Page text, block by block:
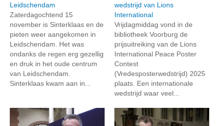
Leidschendam
Zaterdagochtend 15
november is Sinterklaas en de
pieten weer aangekomen in
Leidschendam. Het was
ondanks de regen erg gezellig
en druk in het oude centrum
van Leidschendam.
Sinterklaas kwam aan in...
wedstrijd van Lions
International
Vrijdagmiddag vond in de
bibliotheek Voorburg de
prijsuitreiking van de Lions
International Peace Poster
Contest
(Vredesposterwedstrijd) 2025
plaats. Een internationale
wedstrijd waar veel...